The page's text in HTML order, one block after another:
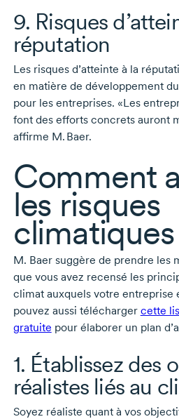
9. Risques
réputation
Les risques d’atteinte à la
en matière de développement
pour les entreprises. «Les
font des efforts concrets auront
affirme M. Baer.
Comment
les risques
climatiques
M. Baersuggère de prendre les
que vous avez recensé les
climat auxquels votre entreprise
pouvez aussi télécharger cette
gratuite pour élaborer un plan
1. Établissez des
réalistes liés au
Soyez réaliste quant à vos